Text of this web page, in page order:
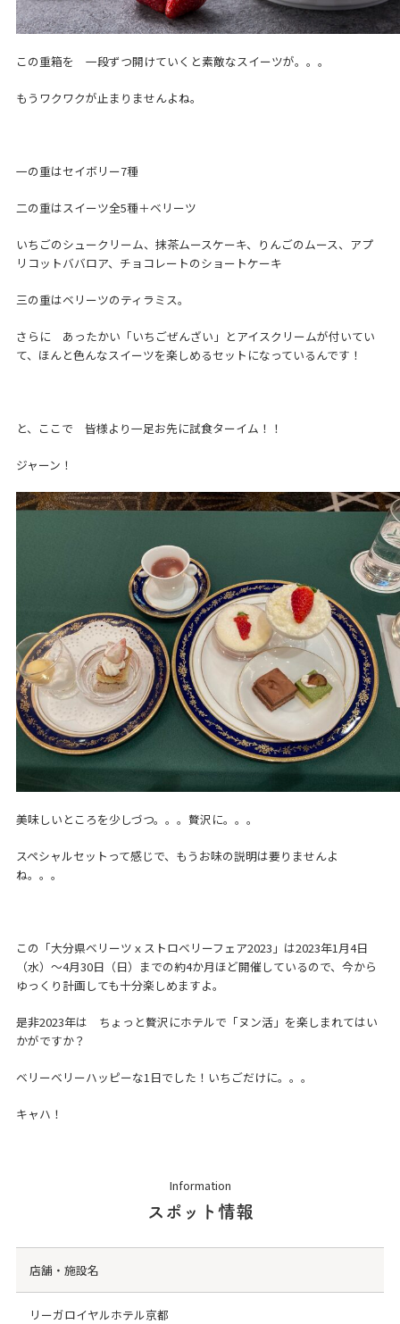
この重箱を 一段ずつ開けていくと素敵なスイーツが。。。
もうワクワクが止まりませんよね。
一の重はセイボリー7種
二の重はスイーツ全5種＋ベリーツ
いちごのシュークリーム、抹茶ムースケーキ、りんごのムース、アプ
リコットババロア、チョコレートのショートケーキ
三の重はベリーツのティラミス。
さらに あったかい「いちごぜんざい」とアイスクリームが付いてい
て、ほんと色んなスイーツを楽しめるセットになっているんです！
と、ここで 皆様より一足お先に試食ターイム！！
ジャーン！
美味しいところを少しづつ。。。贅沢に。。。
スペシャルセットって感じで、もうお味の説明は要りませんよ
ね。。。
この「大分県ベリーツｘストロベリーフェア2023」は2023年1月4日
（水）～4月30日（日）までの約4か月ほど開催しているので、今から
ゆっくり計画しても十分楽しめますよ。
是非2023年は ちょっと贅沢にホテルで「ヌン活」を楽しまれてはい
かがですか？
ベリーベリーハッピーな1日でした！いちごだけに。。。
キャハ！
Information
スポット情報
店舗・施設名
リーガロイヤルホテル京都